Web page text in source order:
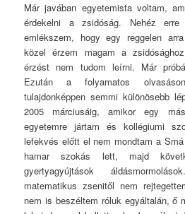
Már javában egyetemista voltam,
érdekelni a zsidóság. Nehéz
emlékszem, hogy egy reggelen
közel érzem magam a
érzést nem tudom leírni. Már
Ezután a folyamatos
tulajdonképpen semmi különösebb
2005 márciusáig, amikor egy
egyetemre jártam és kollégiumi
lefekvés előtt el nem mondtam a
hamar szokás lett, majd
gyertyagyújtások
matematikus zsenitől nem
nem is beszéltem róluk egyáltalán, ő